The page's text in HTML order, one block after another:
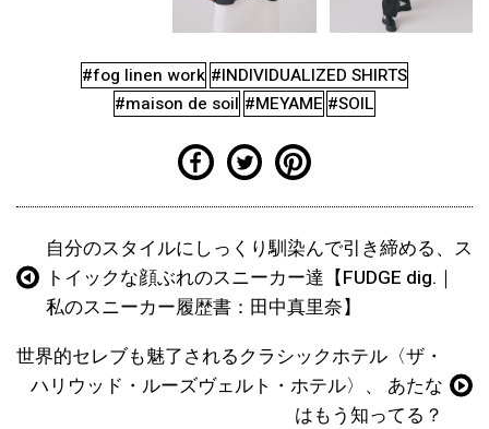
#fog linen work #INDIVIDUALIZED SHIRTS
#maison de soil #MEYAME #SOIL
自分のスタイルにしっくり馴染んで引き締める、ス
トイックな顔ぶれのスニーカー達【FUDGE dig.｜
私のスニーカー履歴書：田中真里奈】
世界的セレブも魅了されるクラシックホテル〈ザ・
ハリウッド・ルーズヴェルト・ホテル〉、 あたな
はもう知ってる？